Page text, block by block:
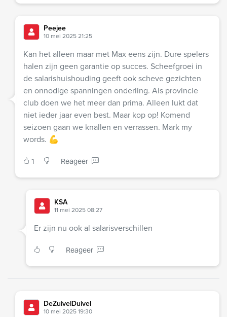
Peejee
10 mei 2025 21:25
Kan het alleen maar met Max eens zijn. Dure spelers
halen zijn geen garantie op succes. Scheefgroei in
de salarishuishouding geeft ook scheve gezichten
en onnodige spanningen onderling. Als provincie
club doen we het meer dan prima. Alleen lukt dat
niet ieder jaar even best. Maar kop op! Komend
seizoen gaan we knallen en verrassen. Mark my
words. 💪
1 Reageer
KSA
11 mei 2025 08:27
Er zijn nu ook al salarisverschillen
Reageer
DeZuivelDuivel
10 mei 2025 19:30